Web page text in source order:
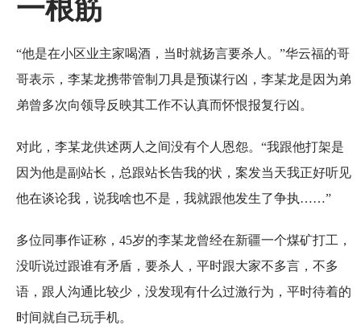
一根筋
“他是在小区业主家喝酒，当时就扬言要杀人。”华云福的哥
哥表示，李某龙携带管制刀具是预谋行凶，李某龙是因为弟
弟曾多次向领导反映其工作不认真而怀恨报复行凶。
对此，李某龙供述两人之间没有个人恩怨。“我跟他打架是
因为他是副站长，总跟站长告我的状，案发当天我正好听见
他在谈论我，说我啥也不是，我就跟他发生了争执……”
多位同事作证称，45岁的李某龙曾经在新疆一个煤矿打工，
没听说过跟谁有矛盾，要杀人，平时跟大家不多言，不多
语，跟人沟通比较少，没发现有什么过激行为，平时待着的
时间就自己玩手机。